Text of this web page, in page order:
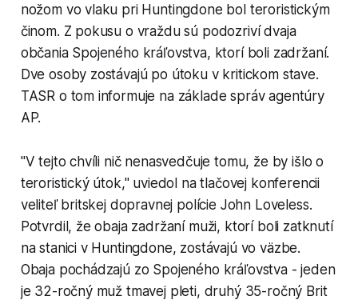
nožom vo vlaku pri Huntingdone bol teroristickým
činom. Z pokusu o vraždu sú podozriví dvaja
občania Spojeného kráľovstva, ktorí boli zadržaní.
Dve osoby zostávajú po útoku v kritickom stave.
TASR o tom informuje na základe správ agentúry
AP.
"V tejto chvíli nič nenasvedčuje tomu, že by išlo o
teroristický útok," uviedol na tlačovej konferencii
veliteľ britskej dopravnej polície John Loveless.
Potvrdil, že obaja zadržaní muži, ktorí boli zatknutí
na stanici v Huntingdone, zostávajú vo väzbe.
Obaja pochádzajú zo Spojeného kráľovstva - jeden
je 32-ročný muž tmavej pleti, druhý 35-ročný Brit